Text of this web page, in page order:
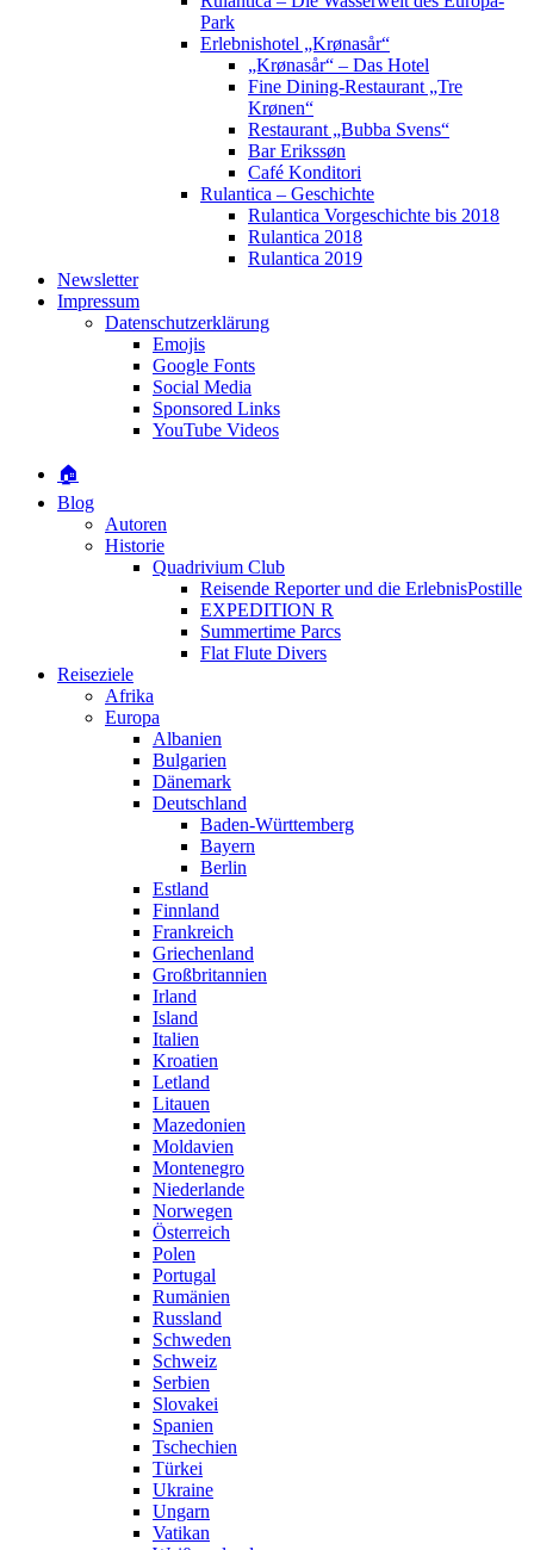
Park
Erlebnishotel „Krønasår“
„Krønasår“ – Das Hotel
Fine Dining-Restaurant „Tre
Krønen“
Restaurant „Bubba Svens“
Bar Erikssøn
Café Konditori
Rulantica – Geschichte
Rulantica Vorgeschichte bis 2018
Rulantica 2018
Rulantica 2019
Newsletter
Impressum
Datenschutzerklärung
Emojis
Google Fonts
Social Media
Sponsored Links
YouTube Videos
🏠
Blog
Autoren
Historie
Quadrivium Club
Reisende Reporter und die ErlebnisPostille
EXPEDITION R
Summertime Parcs
Flat Flute Divers
Reiseziele
Afrika
Europa
Albanien
Bulgarien
Dänemark
Deutschland
Baden-Württemberg
Bayern
Berlin
Estland
Finnland
Frankreich
Griechenland
Großbritannien
Irland
Island
Italien
Kroatien
Letland
Litauen
Mazedonien
Moldavien
Montenegro
Niederlande
Norwegen
Österreich
Polen
Portugal
Rumänien
Russland
Schweden
Schweiz
Serbien
Slovakei
Spanien
Tschechien
Türkei
Ukraine
Ungarn
Vatikan